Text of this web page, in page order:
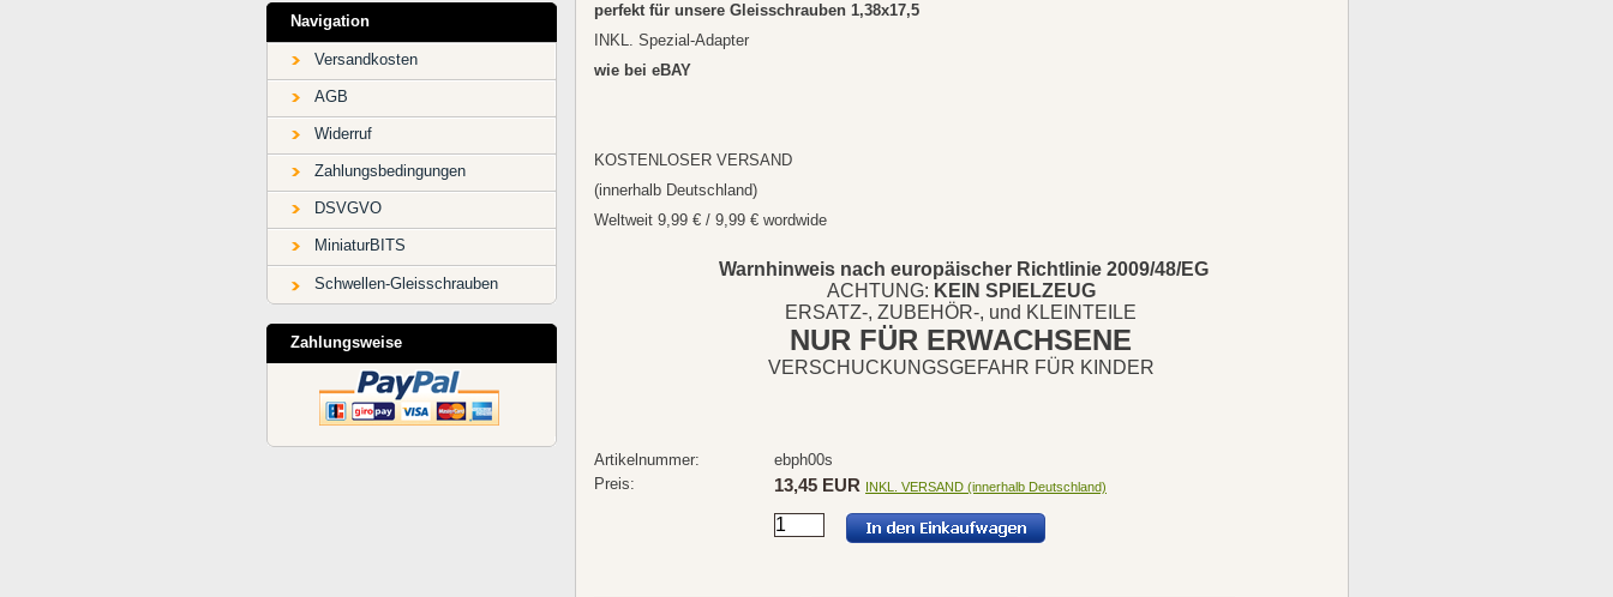
Navigation
Versandkosten
AGB
Widerruf
Zahlungsbedingungen
DSVGVO
MiniaturBITS
Schwellen-Gleisschrauben
Zahlungsweise
perfekt für unsere Gleisschrauben 1,38x17,5
INKL. Spezial-Adapter
wie bei eBAY
KOSTENLOSER VERSAND
(innerhalb Deutschland)
Weltweit 9,99 € / 9,99 € wordwide
Warnhinweis nach europäischer Richtlinie 2009/48/EG
ACHTUNG: KEIN SPIELZEUG
ERSATZ-, ZUBEHÖR-, und KLEINTEILE
NUR FÜR ERWACHSENE
VERSCHUCKUNGSGEFAHR FÜR KINDER
Artikelnummer:
ebph00s
Preis:
13,45 EUR INKL. VERSAND (innerhalb Deutschland)